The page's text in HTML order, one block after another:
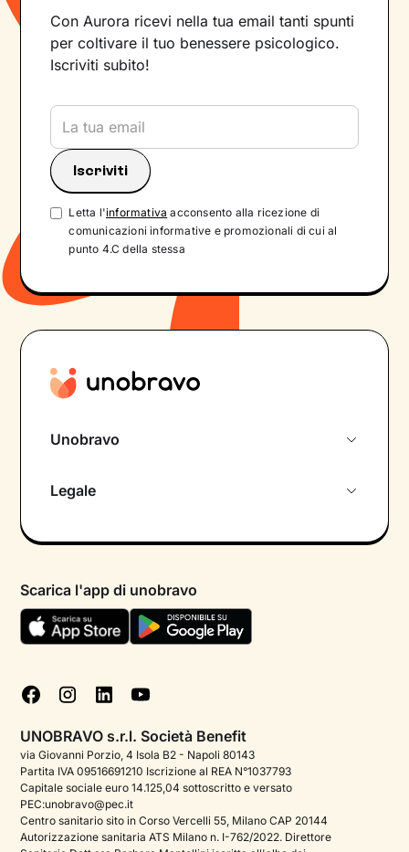
Con Aurora ricevi nella tua email tanti spunti
per coltivare il tuo benessere psicologico.
Iscriviti subito!
Letta l'informativa acconsento alla ricezione di
comunicazioni informative e promozionali di cui al
punto 4.C della stessa
Unobravo
Psicologo in chat
Aiuto urgente
FAQ
Podcast di psicologia
Corporate
Psicologo italiano all'estero
Legale
Termini e condizioni
Informativa Privacy
Cookie policy
Gestisci cookie
Scarica l'app di unobravo
UNOBRAVO s.r.l. Società Benefit
via Giovanni Porzio, 4 Isola B2 - Napoli 80143
Partita IVA 09516691210 Iscrizione al REA N°1037793
Capitale sociale euro 14.125,04 sottoscritto e versato
PEC:unobravo@pec.it
Centro sanitario sito in Corso Vercelli 55, Milano CAP 20144
Autorizzazione sanitaria ATS Milano n. I-762/2022. Direttore